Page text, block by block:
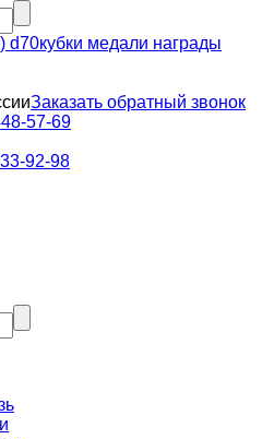
кубки медали награды
Заказать обратный звонок
57-69
92-98